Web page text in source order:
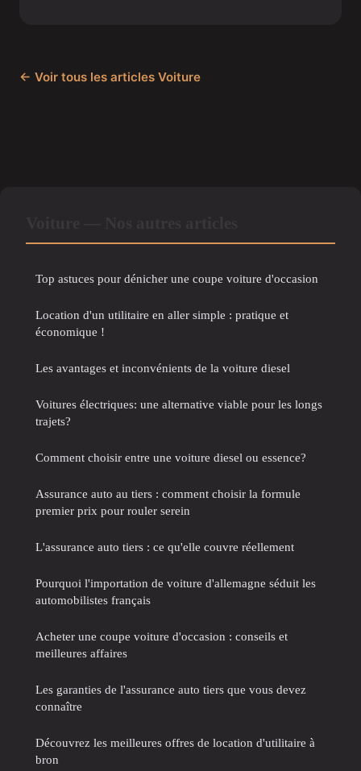
← Voir tous les articles Voiture
Top astuces pour dénicher une coupe voiture d'occasion
Location d'un utilitaire en aller simple : pratique et
économique !
Les avantages et inconvénients de la voiture diesel
Voitures électriques: une alternative viable pour les longs
trajets?
Comment choisir entre une voiture diesel ou essence?
Assurance auto au tiers : comment choisir la formule
premier prix pour rouler serein
L'assurance auto tiers : ce qu'elle couvre réellement
Pourquoi l'importation de voiture d'allemagne séduit les
automobilistes français
Acheter une coupe voiture d'occasion : conseils et
meilleures affaires
Les garanties de l'assurance auto tiers que vous devez
connaître
Découvrez les meilleures offres de location d'utilitaire à
bron